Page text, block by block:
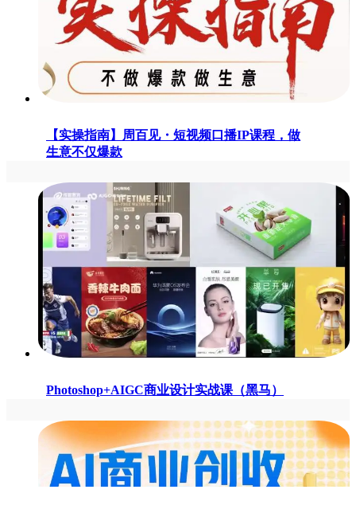
【实操指南】周百见・短视频口播IP课程，做
生意不仅爆款
Photoshop+AIGC商业设计实战课（黑马）